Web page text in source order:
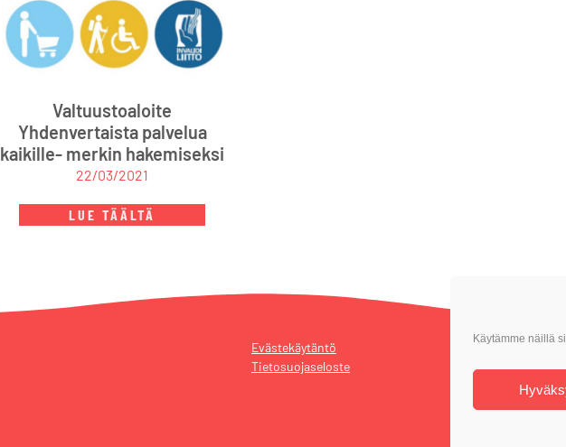
Käytämme näillä
Valtuustoaloite
Yhdenvertaista palvelua
kaikille- merkin hakemiseksi
22/03/2021
LUE TÄÄLTÄ
Evästekäytäntö
Tietosuojaseloste